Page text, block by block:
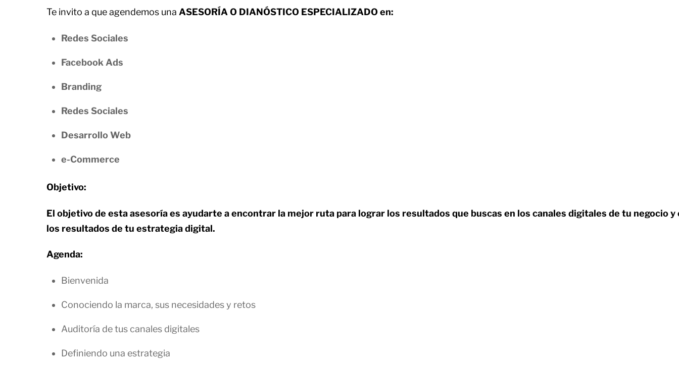
Te invito a que agendemos una ASESORÍA O DIANÓSTICO ESPECIALIZADOen:
Redes Sociales
Facebook Ads
Branding
Redes Sociales
Desarrollo Web
e-Commerce
Objetivo:
El objetivo de esta asesoría es ayudarte a encontrar la mejor ruta para lograr los resultados que buscas en los canales digitales de tu negocio
los resultados de tu estrategia digital.
Agenda:
Bienvenida
Conociendo la marca, sus necesidades y retos
Auditoría de tus canales digitales
Definiendo una estrategia